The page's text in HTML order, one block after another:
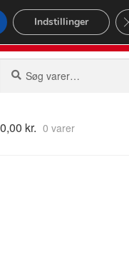
forsendelse
fre 9-16
efter:
0,00 kr. 0 varer
Indstillinger